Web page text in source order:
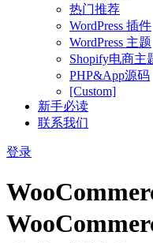
热门推荐
WordPress 插件
WordPress 主题
Shopify电商主
PHP&App源码
[Custom]
新手必读
联系我们
登录